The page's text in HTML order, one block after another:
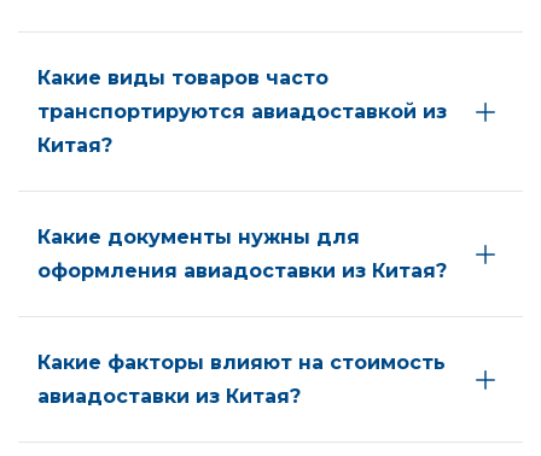
Какие виды товаров часто
транспортируются авиадоставкой из
Китая?
Какие документы нужны для
оформления авиадоставки из Китая?
Какие факторы влияют на стоимость
авиадоставки из Китая?